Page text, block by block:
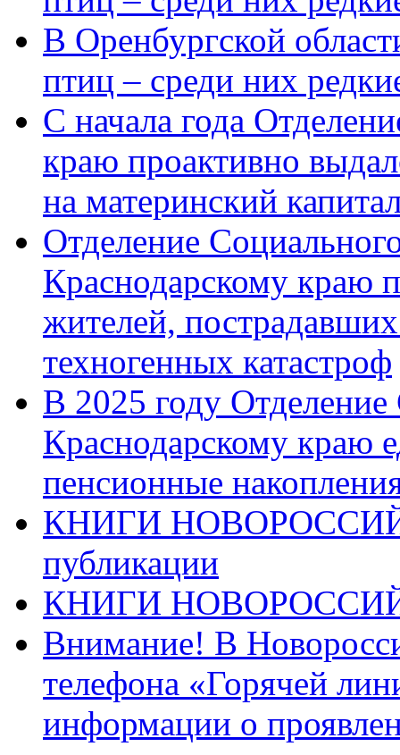
В Оренбургской
птиц – среди них
С начала года
краю проактивно
на материнский
Отделение
Краснодарскому краю
жителей,
техногенных катастроф
В 2025 году
Краснодарскому краю
пенсионные
КНИГИ
публикации
КНИГИ
Внимание! В
телефона «Горячей
информации о